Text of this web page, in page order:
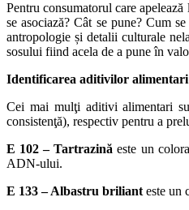
Pentru consumatorul care
se asociază? Cât se pune? Cum
antropologie și detalii culturale
sosului fiind acela de a pune în
Identificarea aditivilor alimentari
Cei mai mulţi aditivi alimentari
consistenţă), respectiv pentru a
E 102 – Tartrazină este un
ADN-ului.
E 133– Albastru briliant este un